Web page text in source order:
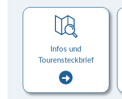
Infos und
Tourensteckbrief